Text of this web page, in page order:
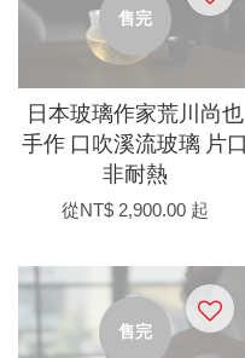
售完
日本玻璃作家荒川尚也
手作 口吹溪流玻璃 片口
非耐熱
從NT$ 2,900.00 起
售完